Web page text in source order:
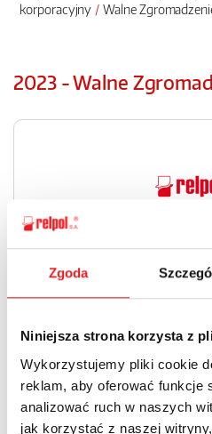
Zgoda
Niniejsza strona korzysta z
Wykorzystujemy pliki cookie
reklam, aby oferować funkcje
analizować ruch w naszych
jak korzystać z naszej
korporacyjny
Walne
2023 - Walne
16.06.2023
Nowości